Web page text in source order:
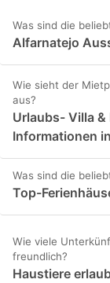
Was sind die
Alfarnatejo
Wie sieht der
aus?
Urlaubs- Villa
Informationen
Was sind die
Top-
Wie viele
freundlich?
Haustiere